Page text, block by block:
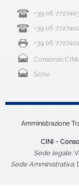
+39 06
+39 06
+39 06
Scrivi
Amministrazione
CINI -
Sede legale:
Sede Amministrativa: